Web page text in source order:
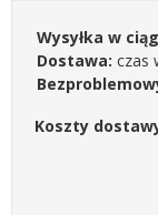
Wysyłka w
Dostawa: czas
Koszty